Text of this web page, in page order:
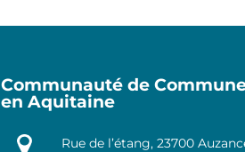
Communauté de
en Aquitaine
Rue de l’étang, 23700